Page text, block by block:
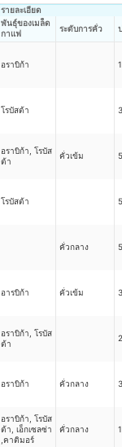
รายละเอียด
พันธุ์ของเมล็ด
กาแฟ
ระดับการคั่ว
อราบิก้า
โรบัสต้า
อราบิก้า, โรบัส
ต้า
คั่วเข้ม
โรบัสต้า
คั่วกลาง
อารบิก้า คั่วเข้ม
อราบิก้า, โรบัส
ต้า
อราบิก้า คั่วกลาง
อราบิก้า, โรบัส
ต้า, เอ็กเซลซ่า
,คาติมอร์
คั่วกลาง